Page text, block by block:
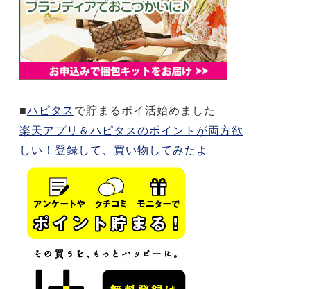
■ハピタス で貯まるポイ活始めました
楽天アプリ＆ハピタスのポイントが両方欲
しい！登録して、買い物してみたよ